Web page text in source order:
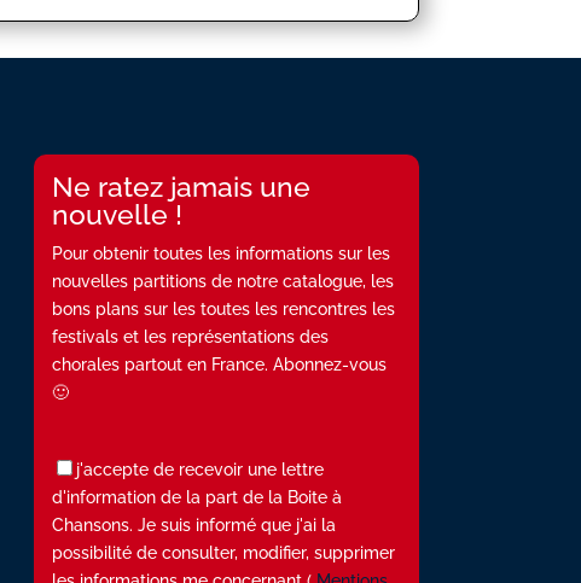
Ne ratez jamais une
nouvelle !
Pour obtenir toutes les informations sur les
nouvelles partitions de notre catalogue, les
bons plans sur les toutes les rencontres les
festivals et les représentations des
chorales partout en France. Abonnez-vous
🙂
j'accepte de recevoir une lettre
d'information de la part de la Boite à
Chansons. Je suis informé que j'ai la
possibilité de consulter, modifier, supprimer